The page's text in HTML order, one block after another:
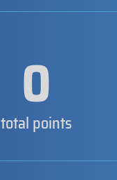
0
total points